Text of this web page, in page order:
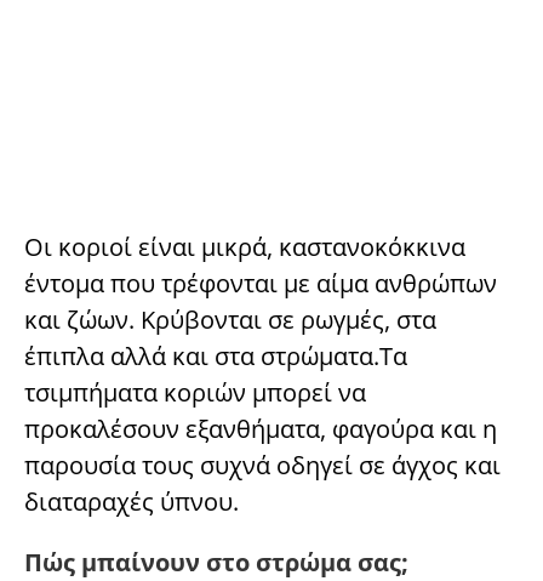
Οι κοριοί είναι μικρά, καστανοκόκκινα
έντομα που τρέφονται με αίμα ανθρώπων
και ζώων. Κρύβονται σε ρωγμές, στα
έπιπλα αλλά και στα στρώματα.Τα
τσιμπήματα κοριών μπορεί να
προκαλέσουν εξανθήματα, φαγούρα και η
παρουσία τους συχνά οδηγεί σε άγχος και
διαταραχές ύπνου.
Πώς μπαίνουν στο στρώμα σας;